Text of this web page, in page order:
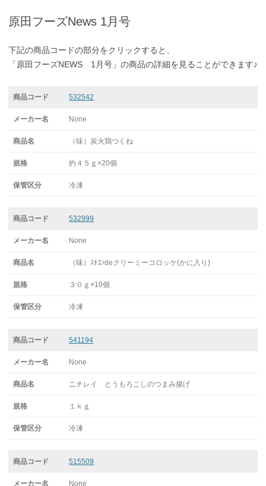
原田フーズNews 1月号
下記の商品コードの部分をクリックすると、
「原田フーズNEWS 1月号」の商品の詳細を見ることができます♪
532542
None
（味）炭火鶏つくね
約４５ｇ×20個
冷凍
532999
None
（味）ｽﾁｺﾝdeクリーミーコロッケ(かに入り)
３０ｇ×10個
冷凍
541194
None
ニチレイ とうもろこしのつまみ揚げ
１ｋｇ
冷凍
515509
None